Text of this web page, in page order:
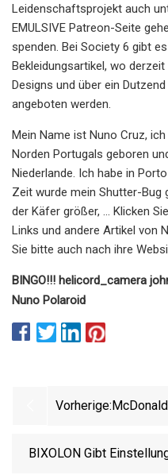
Leidenschaftsprojekt auch
EMULSIVE Patreon-Seite
spenden. Bei Society 6 gibt
Bekleidungsartikel, wo
Designs und über ein
angeboten werden.
Mein Name ist Nuno Cruz,
Norden Portugals geboren
Niederlande. Ich habe in
Zeit wurde mein Shutter-Bug
der Käfer größer, ... Klicken
Links und andere Artikel von
Sie bitte auch nach ihre
BINGO!!! helicord_camera
Nuno Polaroid
Vorherige:
BIXOLON Gibt